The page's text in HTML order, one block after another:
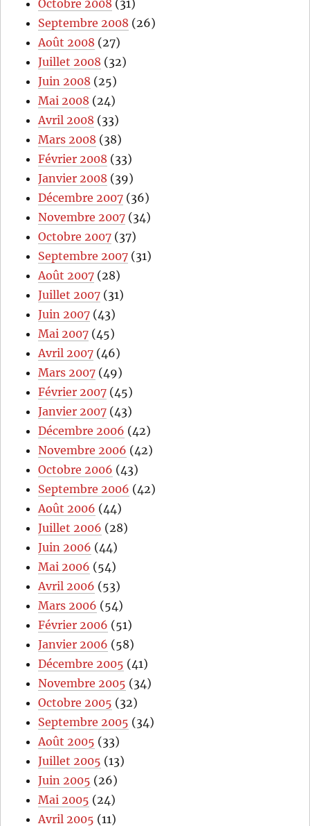
Octobre 2008 (31)
Septembre 2008 (26)
Août 2008 (27)
Juillet 2008 (32)
Juin 2008 (25)
Mai 2008 (24)
Avril 2008 (33)
Mars 2008 (38)
Février 2008 (33)
Janvier 2008 (39)
Décembre 2007 (36)
Novembre 2007 (34)
Octobre 2007 (37)
Septembre 2007 (31)
Août 2007 (28)
Juillet 2007 (31)
Juin 2007 (43)
Mai 2007 (45)
Avril 2007 (46)
Mars 2007 (49)
Février 2007 (45)
Janvier 2007 (43)
Décembre 2006 (42)
Novembre 2006 (42)
Octobre 2006 (43)
Septembre 2006 (42)
Août 2006 (44)
Juillet 2006 (28)
Juin 2006 (44)
Mai 2006 (54)
Avril 2006 (53)
Mars 2006 (54)
Février 2006 (51)
Janvier 2006 (58)
Décembre 2005 (41)
Novembre 2005 (34)
Octobre 2005 (32)
Septembre 2005 (34)
Août 2005 (33)
Juillet 2005 (13)
Juin 2005 (26)
Mai 2005 (24)
Avril 2005 (11)